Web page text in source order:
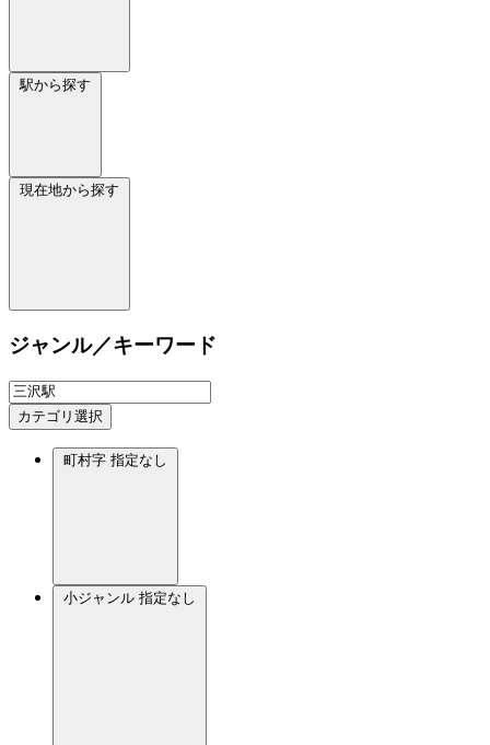
駅から探す
現在地から探す
ジャンル／キーワード
カテゴリ選択
町村字 指定なし
小ジャンル 指定なし